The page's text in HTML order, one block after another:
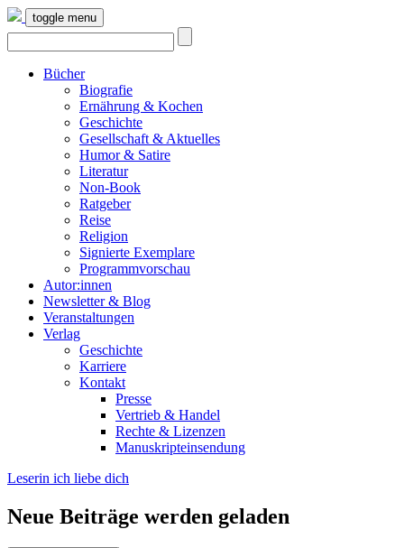
toggle menu
Bücher
Biografie
Ernährung & Kochen
Geschichte
Gesellschaft & Aktuelles
Humor & Satire
Literatur
Non-Book
Ratgeber
Reise
Religion
Signierte Exemplare
Programmvorschau
Autor:innen
Newsletter & Blog
Veranstaltungen
Verlag
Geschichte
Karriere
Kontakt
Presse
Vertrieb & Handel
Rechte & Lizenzen
Manuskripteinsendung
Leserin ich liebe dich
Neue Beiträge werden geladen